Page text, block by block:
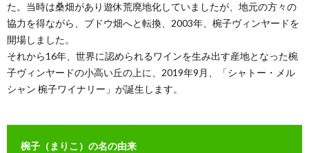
た。当時は桑畑があり遊休荒廃地化していましたが、地元の方々の
協力を得ながら、ブドウ畑へと転換、2003年、椀子ヴィンヤードを
開場しました。
それから16年、世界に認められるワインを生み出す産地となった椀
子ヴィンヤードの小高い丘の上に、2019年9月、「シャトー・メル
シャン 椀子ワイナリー」が誕生します。
椀子（まりこ）の名の由来